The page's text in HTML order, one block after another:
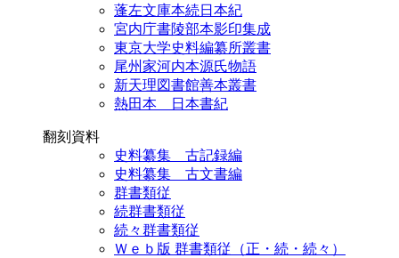
蓬左文庫本続日本紀
宮内庁書陵部本影印集成
東京大学史料編纂所叢書
尾州家河内本源氏物語
新天理図書館善本叢書
熱田本 日本書紀
翻刻資料
史料纂集 古記録編
史料纂集 古文書編
群書類従
続群書類従
続々群書類従
Ｗｅｂ版 群書類従（正・続・続々）